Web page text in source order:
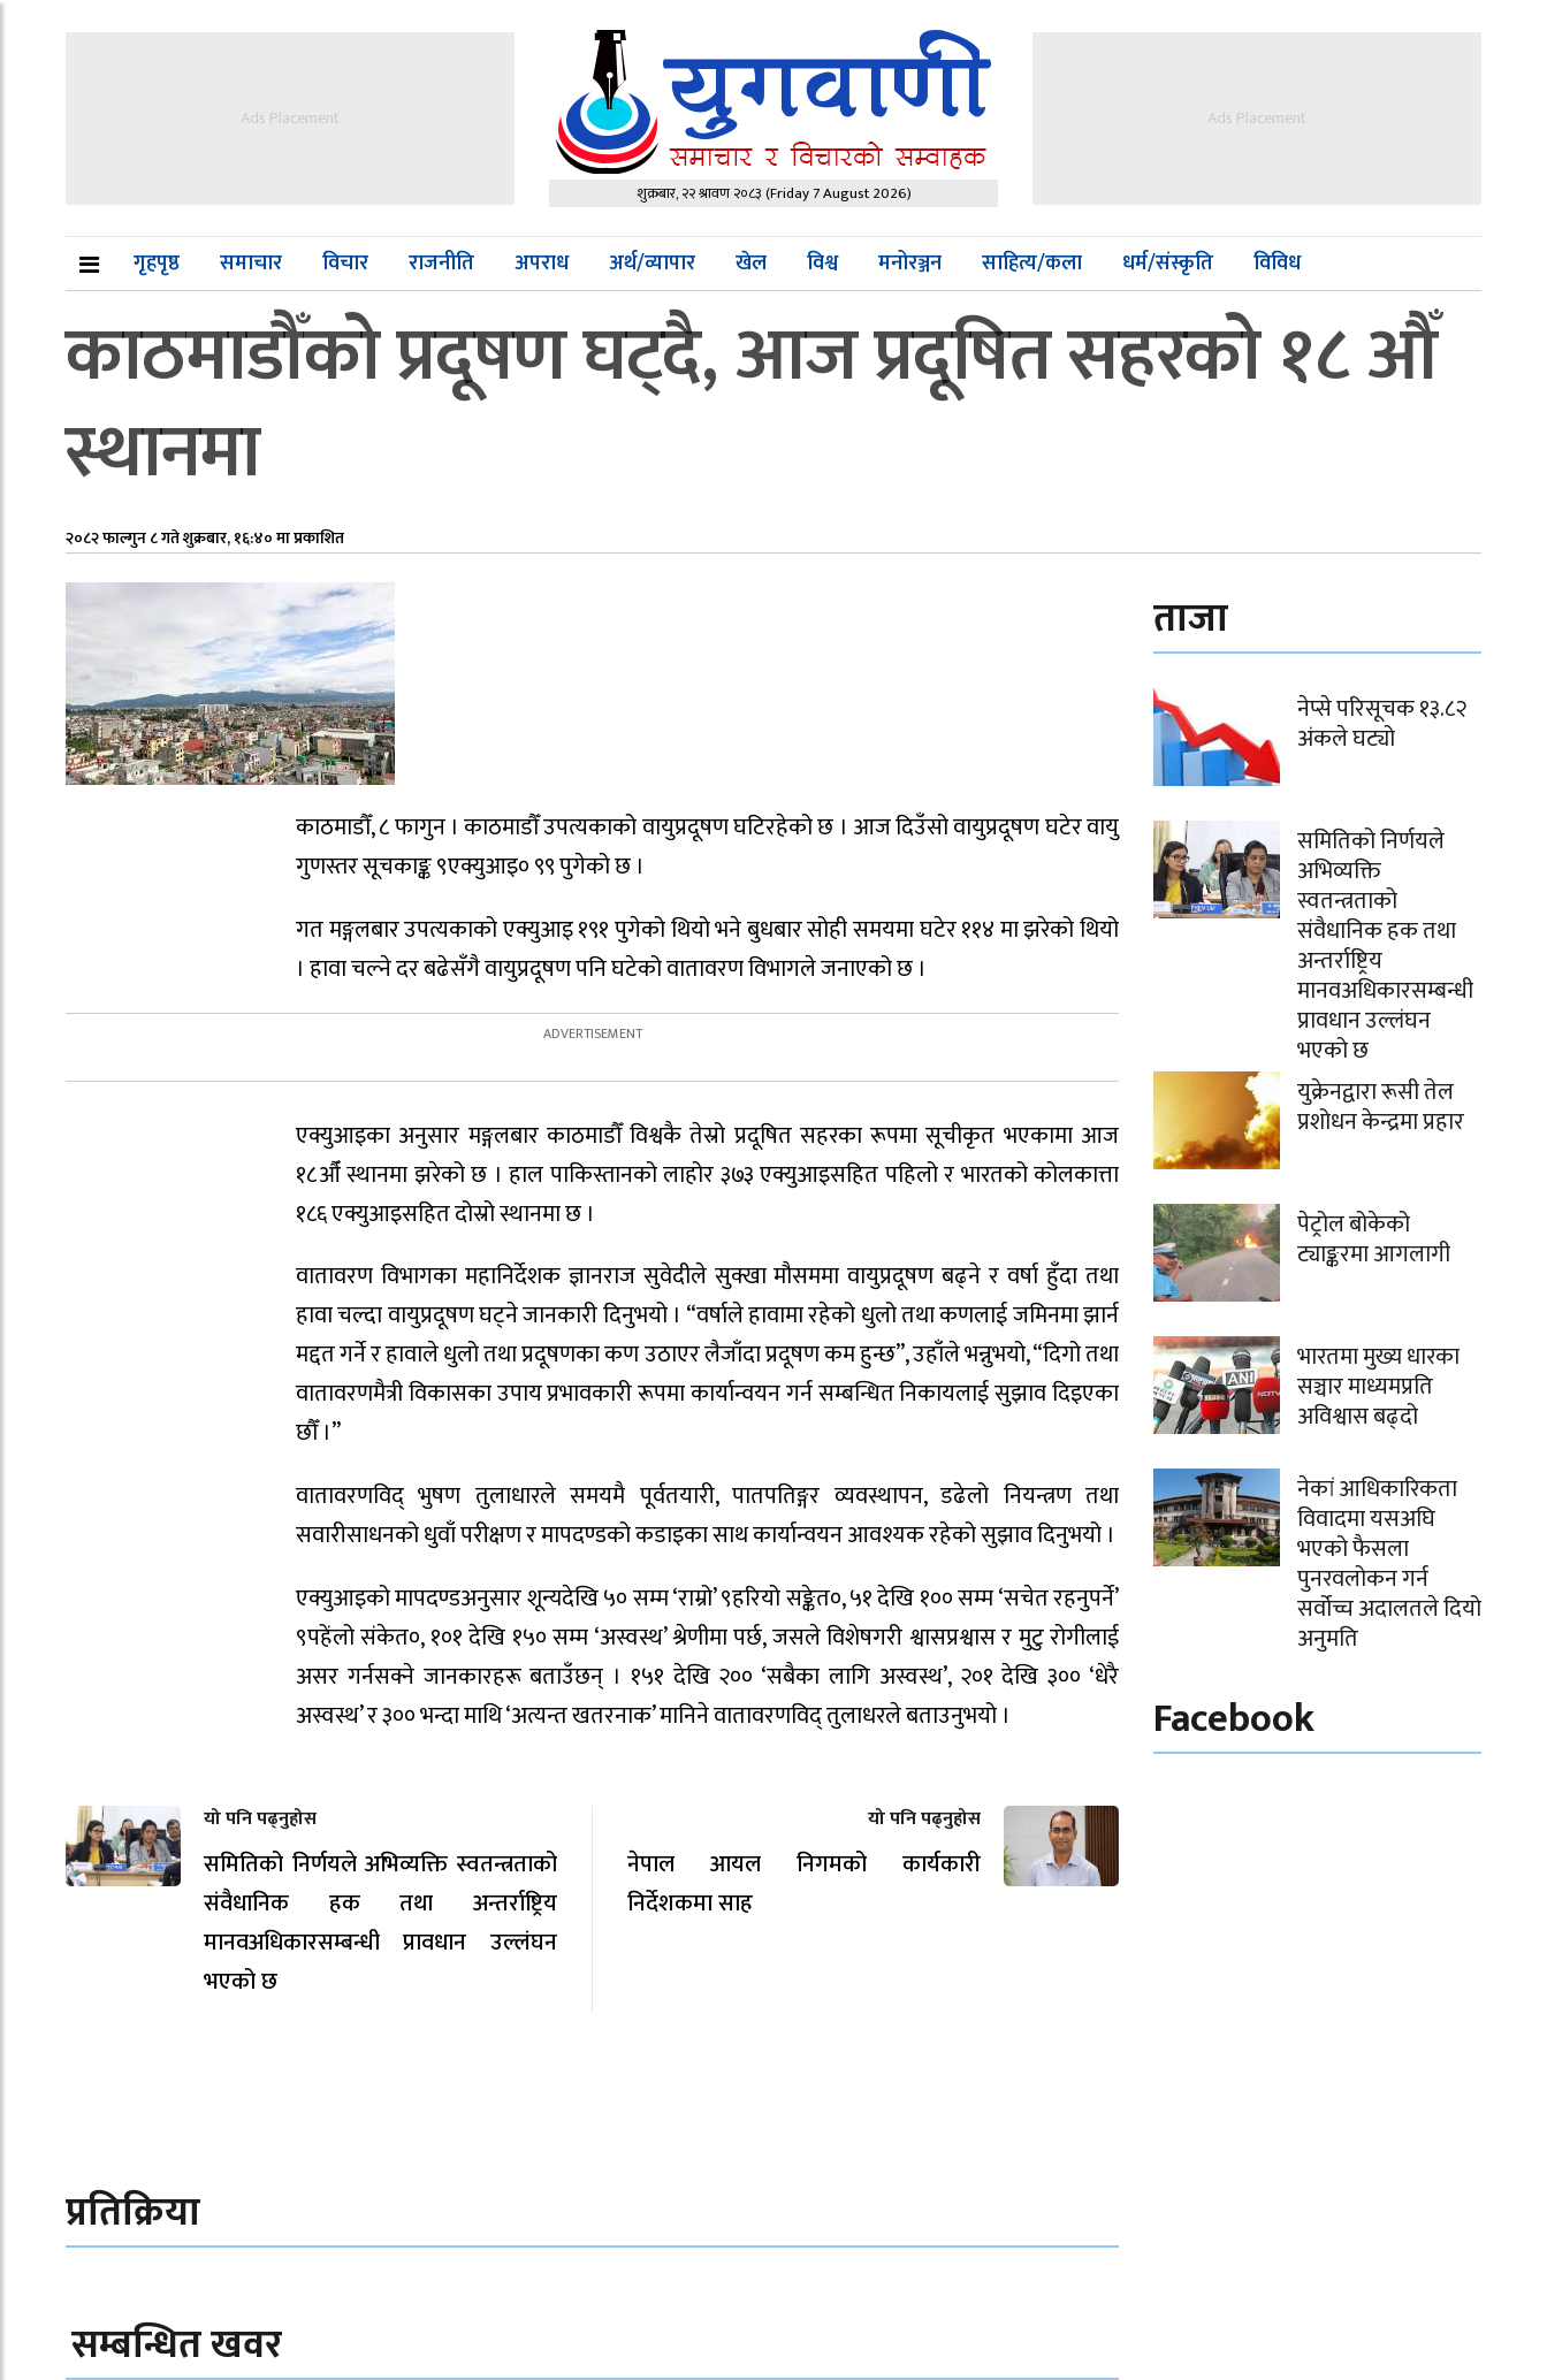
Ads Placement
शुक्रबार, २२ श्रावण २०८३(Friday 7 August 2026)
Ads Placement
गृहपृष्ठ समाचार विचार राजनीति अपराध अर्थ/व्यापार खेल विश्व मनोरञ्जन साहित्य/कला धर्म/संस्कृति विविध
काठमाडौँको प्रदूषण घट्दै, आज प्रदूषित सहरको १८ औँ
स्थानमा
२०८२ फाल्गुन ८ गते शुक्रबार, १६:४० मा प्रकाशित
काठमाडौँ, ८ फागुन । काठमाडौँ उपत्यकाको वायुप्रदूषण घटिरहेको छ । आज दिउँसो वायुप्रदूषण घटेर वायु
गुणस्तर सूचकाङ्क ९एक्युआइ० ९९ पुगेको छ ।
गत मङ्गलबार उपत्यकाको एक्युआइ १९१ पुगेको थियो भने बुधबार सोही समयमा घटेर ११४ मा झरेको थियो
। हावा चल्ने दर बढेसँगै वायुप्रदूषण पनि घटेको वातावरण विभागले जनाएको छ ।
एक्युआइका अनुसार मङ्गलबार काठमाडौँ विश्वकै तेस्रो प्रदूषित सहरका रूपमा सूचीकृत भएकामा आज
१८औँ स्थानमा झरेको छ । हाल पाकिस्तानको लाहोर ३७३ एक्युआइसहित पहिलो र भारतको कोलकात्ता
१८६ एक्युआइसहित दोस्रो स्थानमा छ ।
वातावरण विभागका महानिर्देशक ज्ञानराज सुवेदीले सुक्खा मौसममा वायुप्रदूषण बढ्ने र वर्षा हुँदा तथा
हावा चल्दा वायुप्रदूषण घट्ने जानकारी दिनुभयो । “वर्षाले हावामा रहेको धुलो तथा कणलाई जमिनमा झार्न
मद्दत गर्ने र हावाले धुलो तथा प्रदूषणका कण उठाएर लैजाँदा प्रदूषण कम हुन्छ”, उहाँले भन्नुभयो, “दिगो तथा
वातावरणमैत्री विकासका उपाय प्रभावकारी रूपमा कार्यान्वयन गर्न सम्बन्धित निकायलाई सुझाव दिइएका
छौँ ।”
वातावरणविद् भुषण तुलाधारले समयमै पूर्वतयारी, पातपतिङ्गर व्यवस्थापन, डढेलो नियन्त्रण तथा
सवारीसाधनको धुवाँ परीक्षण र मापदण्डको कडाइका साथ कार्यान्वयन आवश्यक रहेको सुझाव दिनुभयो ।
एक्युआइको मापदण्डअनुसार शून्यदेखि ५० सम्म ‘राम्रो’ ९हरियो सङ्केत०, ५१ देखि १०० सम्म ‘सचेत रहनुपर्ने’
९पहेंलो संकेत०, १०१ देखि १५० सम्म ‘अस्वस्थ’ श्रेणीमा पर्छ, जसले विशेषगरी श्वासप्रश्वास र मुटु रोगीलाई
असर गर्नसक्ने जानकारहरू बताउँछन् । १५१ देखि २०० ‘सबैका लागि अस्वस्थ’, २०१ देखि ३०० ‘धेरै
अस्वस्थ’ र ३०० भन्दा माथि ‘अत्यन्त खतरनाक’ मानिने वातावरणविद् तुलाधरले बताउनुभयो ।
यो पनि पढ्नुहोस
समितिको निर्णयले अभिव्यक्ति स्वतन्त्रताको
संवैधानिक हक तथा अन्तर्राष्ट्रिय
मानवअधिकारसम्बन्धी प्रावधान उल्लंघन
भएको छ
यो पनि पढ्नुहोस
नेपाल आयल निगमको कार्यकारी
निर्देशकमा साह
प्रतिक्रिया
सम्बन्धित खवर
ताजा
नेप्से परिसूचक १३.८२
अंकले घट्यो
समितिको निर्णयले
अभिव्यक्ति
स्वतन्त्रताको
संवैधानिक हक तथा
अन्तर्राष्ट्रिय
मानवअधिकारसम्बन्धी
प्रावधान उल्लंघन
भएको छ
युक्रेनद्वारा रूसी तेल
प्रशोधन केन्द्रमा प्रहार
पेट्रोल बोकेको
ट्याङ्करमा आगलागी
भारतमा मुख्य धारका
सञ्चार माध्यमप्रति
अविश्वास बढ्दो
नेकां आधिकारिकता
विवादमा यसअघि
भएको फैसला
पुनरवलोकन गर्न
सर्वोच्च अदालतले दियो
अनुमति
Facebook